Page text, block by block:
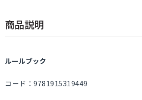
商品説明
ルールブック
コード：9781915319449